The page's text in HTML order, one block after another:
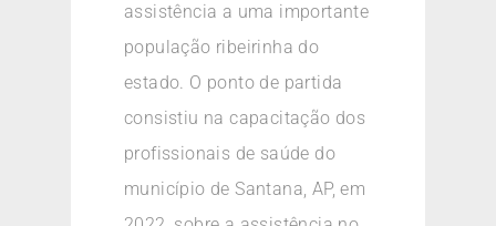
assistência a uma importante
população ribeirinha do
estado. O ponto de partida
consistiu na capacitação dos
profissionais de saúde do
município de Santana, AP, em